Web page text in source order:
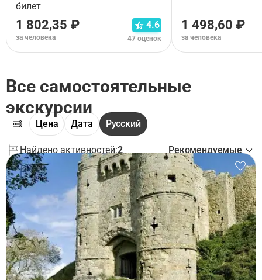
билет
1 802,35 ₽
за человека
4.6
47 оценок
1 498,60 ₽
за человека
Все самостоятельные
экскурсии
Цена Дата Русский
Найдено активностей:2 Рекомендуемые